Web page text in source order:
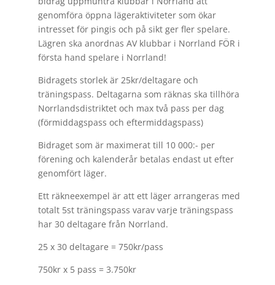
genomföra öppna lägeraktiviteter som ökar
intresset för pingis och på sikt ger fler spelare.
Lägren ska anordnas AV klubbar i Norrland FÖR i
första hand spelare i Norrland!
Bidragets storlek är 25kr/deltagare och
träningspass. Deltagarna som räknas ska tillhöra
Norrlandsdistriktet och max två pass per dag
(förmiddagspass och eftermiddagspass)
Bidraget som är maximerat till 10 000:- per
förening och kalenderår betalas endast ut efter
genomfört läger.
Ett räkneexempel är att ett läger arrangeras med
totalt 5st träningspass varav varje träningspass
har 30 deltagare från Norrland.
25 x 30 deltagare = 750kr/pass
750kr x 5 pass = 3.750kr